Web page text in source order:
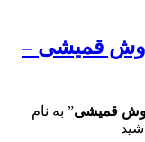
قمیشی –
قمیشی” به نام